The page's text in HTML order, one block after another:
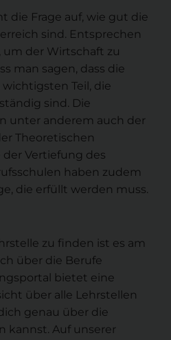
die Frage auf, wie gut die
sind. Entsprechen
um der Wirtschaft zu
man sagen, dass die
Teil, die
sind. Die
unter anderem auch der
Theoretischen
Vertiefung des
haben zudem
die erfüllt werden muss.
zu finden ist es am
über die Berufe
bietet eine
über alle Lehrstellen
genau über die
kannst. Auf unserer